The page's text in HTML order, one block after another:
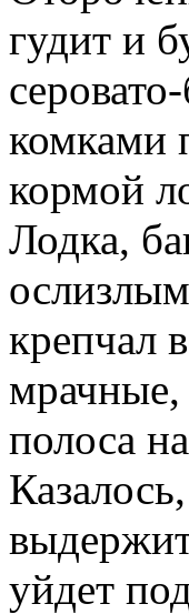
гудит и
комками
кормой
Лодка,
крепчал
полоса
уйдет